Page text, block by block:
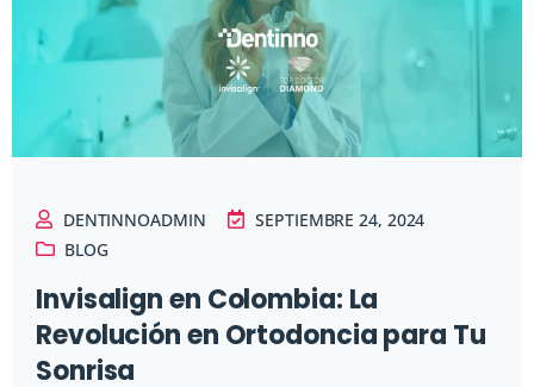
DENTINNOADMIN
SEPTIEMBRE 24, 2024
BLOG
Invisalign en Colombia: La
Revolución en Ortodoncia para Tu
Sonrisa